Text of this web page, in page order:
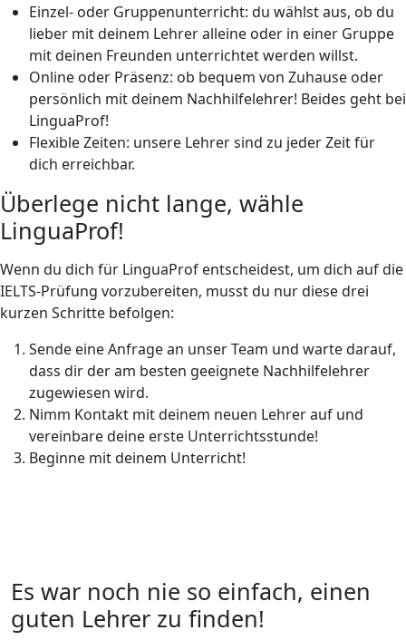
Einzel- oder Gruppenunterricht: du wählst aus, ob du
lieber mit deinem Lehrer alleine oder in einer Gruppe
mit deinen Freunden unterrichtet werden willst.
Online oder Präsenz: ob bequem von Zuhause oder
persönlich mit deinem Nachhilfelehrer! Beides geht bei
LinguaProf!
Flexible Zeiten: unsere Lehrer sind zu jeder Zeit für
dich erreichbar.
Überlege nicht lange, wähle
LinguaProf!
Wenn du dich für LinguaProf entscheidest, um dich auf die
IELTS-Prüfung vorzubereiten, musst du nur diese drei
kurzen Schritte befolgen:
Sende eine Anfrage an unser Team und warte darauf,
dass dir der am besten geeignete Nachhilfelehrer
zugewiesen wird.
Nimm Kontakt mit deinem neuen Lehrer auf und
vereinbare deine erste Unterrichtsstunde!
Beginne mit deinem Unterricht!
Es war noch nie so einfach, einen
guten Lehrer zu finden!